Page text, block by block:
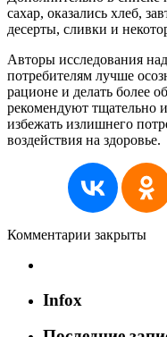
сахар, оказались хлеб,
десерты, сливки и
Авторы исследования
потребителям лучше
рационе и делать более
рекомендуют тщательно
избежать излишнего
воздействия на здоровье.
Комментарии закрыты
Infox